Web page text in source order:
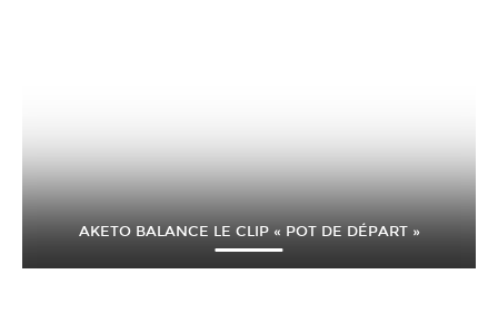
AKETO BALANCE LE CLIP « POT DE DÉPART »